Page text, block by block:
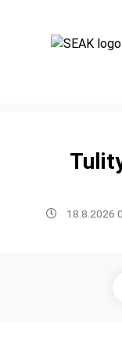
18.8.2026